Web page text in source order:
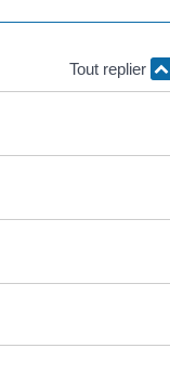
Tout replier